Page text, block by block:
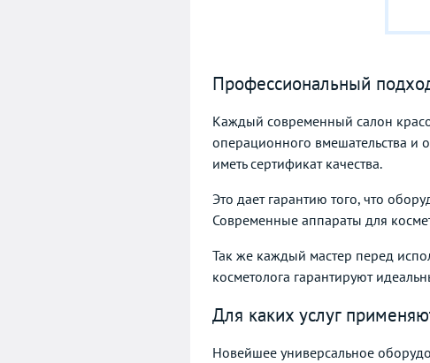
Профессиональный
Каждый современный салон
операционного вмешательства и
иметь сертификат качества.
Это дает гарантию того, что
Современные аппараты для
Так же каждый мастер перед
косметолога гарантируют
Для каких услуг
Новейшее универсальное